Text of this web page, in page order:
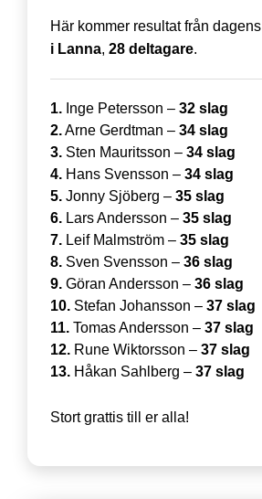
Här kommer resultat från dagens
i Lanna, 28 deltagare.
1. Inge Petersson – 32 slag
2.Arne Gerdtman – 34 slag
3. Sten Mauritsson – 34 slag
4. Hans Svensson – 34 slag
5. Jonny Sjöberg – 35 slag
6. Lars Andersson – 35 slag
7. Leif Malmström – 35 slag
8. Sven Svensson – 36 slag
9. Göran Andersson – 36 slag
10. Stefan Johansson – 37 slag
11. Tomas Andersson – 37 slag
12. Rune Wiktorsson – 37 slag
13. Håkan Sahlberg – 37 slag
Stort grattis till er alla!